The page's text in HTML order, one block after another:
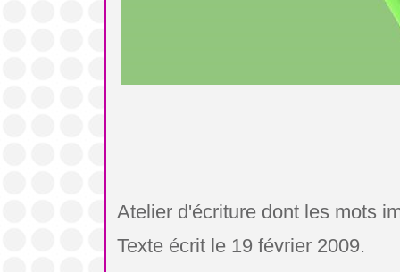
Atelier d'écriture dont les mots
Texte écrit le 19 février 2009.